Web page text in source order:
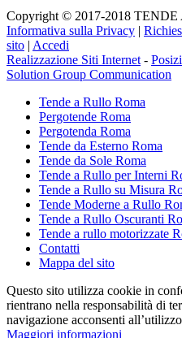
Copyright © 2017-2018
Informativa sulla Privacy |
sito | Accedi
Realizzazione Siti Internet -
Solution Group Communication
Tende a Rullo Roma
Pergotende Roma
Pergotenda Roma
Tende da Esterno Roma
Tende da Sole Roma
Tende a Rullo per Interni
Tende a Rullo su Misura
Tende Moderne a Rullo
Tende a Rullo Oscuranti
Tende a rullo motorizzate
Contatti
Mappa del sito
Questo sito utilizza cookie in
rientrano nella responsabilità di
navigazione acconsenti
Maggiori informazioni